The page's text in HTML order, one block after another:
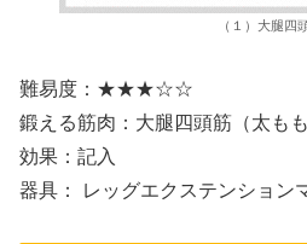
（１）大腿四
難易度：★★★☆☆
鍛える筋肉：大腿四頭筋（太もも
効果：記入
器具： レッグエクステンション